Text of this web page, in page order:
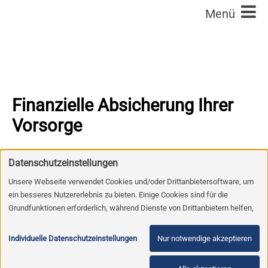
Finanzielle Absicherung Ihrer
Vorsorge
Für die Absicherung der Bestattungskosten im Rahmen
einer Trauerfallvorsorge bieten wir Ihnen mehrere
Möglichkeiten an.
Die Einzahlung auf
das nach
Datenschutzeinstellungen
Unsere Webseite verwendet Cookies und/oder Drittanbietersoftware, um
ein besseres Nutzererlebnis zu bieten. Einige Cookies sind für die
Grundfunktionen erforderlich, während Dienste von Drittanbietern helfen,
Nutzer anzuzeigen. Um diese Dienste verwenden zu dürfen, benötigen wir
Individuelle Datenschutzeinstellungen Nur notwendige akzeptieren